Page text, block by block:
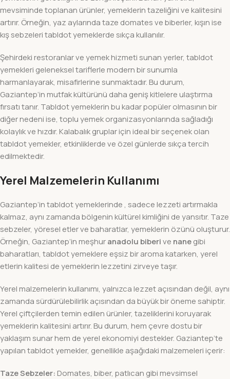
mevsiminde toplanan ürünler, yemeklerin tazeliğini ve kalitesini
artırır. Örneğin, yaz aylarında taze domates ve biberler, kışın ise
kış sebzeleri tabldot yemeklerde sıkça kullanılır.
Şehirdeki restoranlar ve yemek hizmeti sunan yerler, tabldot
yemekleri geleneksel tariflerle modern bir sunumla
harmanlayarak, misafirlerine sunmaktadır. Bu durum,
Gaziantep’in mutfak kültürünü daha geniş kitlelere ulaştırma
fırsatı tanır. Tabldot yemeklerin bu kadar popüler olmasının bir
diğer nedeni ise, toplu yemek organizasyonlarında sağladığı
kolaylık ve hızdır. Kalabalık gruplar için ideal bir seçenek olan
tabldot yemekler, etkinliklerde ve özel günlerde sıkça tercih
edilmektedir.
Yerel Malzemelerin Kullanımı
Gaziantep’in tabldot yemeklerinde , sadece lezzeti artırmakla
kalmaz, aynı zamanda bölgenin kültürel kimliğini de yansıtır. Taze
sebzeler, yöresel etler ve baharatlar, yemeklerin özünü oluşturur.
Örneğin, Gaziantep’in meşhuranadolu biberive nanegibi
baharatları, tabldot yemeklere eşsiz bir aroma katarken, yerel
etlerin kalitesi de yemeklerin lezzetini zirveye taşır.
Yerel malzemelerin kullanımı, yalnızca lezzet açısından değil, aynı
zamanda sürdürülebilirlik açısından da büyük bir öneme sahiptir.
Yerel çiftçilerden temin edilen ürünler, tazeliklerini koruyarak
yemeklerin kalitesini artırır. Bu durum, hem çevre dostu bir
yaklaşım sunar hem de yerel ekonomiyi destekler. Gaziantep’te
yapılan tabldot yemekler, genellikle aşağıdaki malzemeleri içerir:
Taze Sebzeler: Domates, biber, patlıcan gibi mevsimsel